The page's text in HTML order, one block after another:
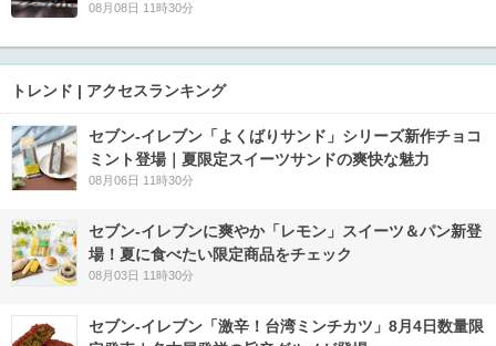
08月08日 11時30分
トレンド | アクセスランキング
セブン‐イレブン「よくばりサンド」シリーズ新作チョコ
ミント登場｜夏限定スイーツサンドの爽快な魅力
08月06日 11時30分
セブン‐イレブンに爽やか「レモン」スイーツ＆パン新登
場！夏に食べたい限定商品をチェック
08月03日 11時30分
セブン-イレブン「激辛！台湾ミンチカツ」8月4日数量限